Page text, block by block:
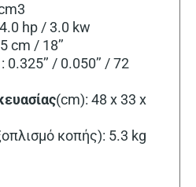
hp / 3.0 kw
cm / 18’’
: 0.325’’ / 0.050’’ / 72
(cm): 48 x 33 x
κοπής): 5.3 kg